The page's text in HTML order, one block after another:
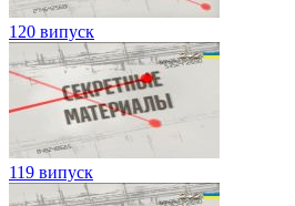
120 випуск
119 випуск